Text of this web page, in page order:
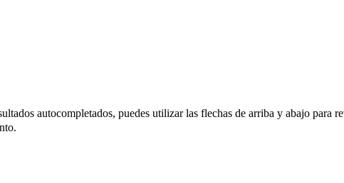
autocompletados, puedes utilizar las flechas de arriba y abajo para